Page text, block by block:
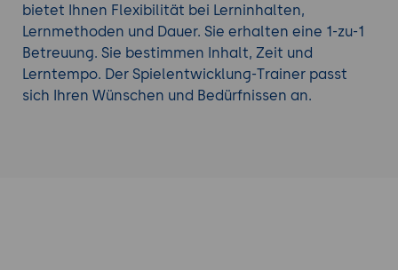
bietet Ihnen Flexibilität bei Lerninhalten,
Lernmethoden und Dauer. Sie erhalten eine 1-zu-1
Betreuung. Sie bestimmen Inhalt, Zeit und
Lerntempo. Der Spielentwicklung-Trainer passt
sich Ihren Wünschen und Bedürfnissen an.